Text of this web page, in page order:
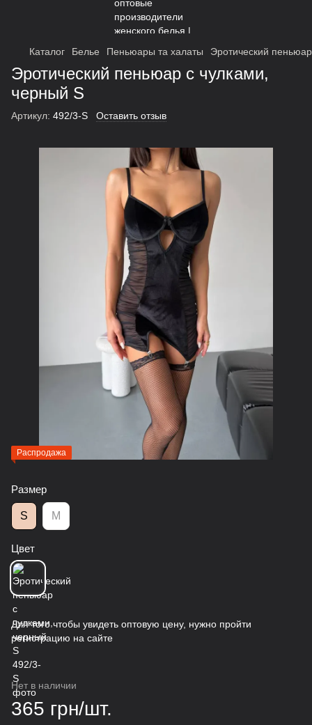
Каталог Белье Пеньюары та халаты Эротический
Эротический пеньюар с чулками,
черный S
Артикул: 492/3-S Оставить отзыв
Распродажа
Размер
S M
Цвет
Для того чтобы увидеть оптовую цену, нужно пройти
регистрацию на сайте
Нет в наличии
365 грн/шт.